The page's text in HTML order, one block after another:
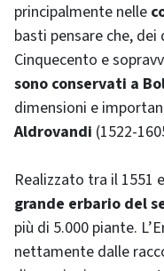
principalmente nelle
basti pensare che,
Cinquecento e
sono conservati a
dimensioni e
Aldrovandi (1522-
Realizzato tra il 1551
grande erbario del
più di 5.000 piante.
nettamente dalle